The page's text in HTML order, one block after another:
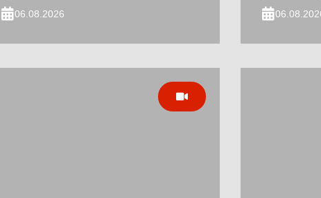
06.08.2026